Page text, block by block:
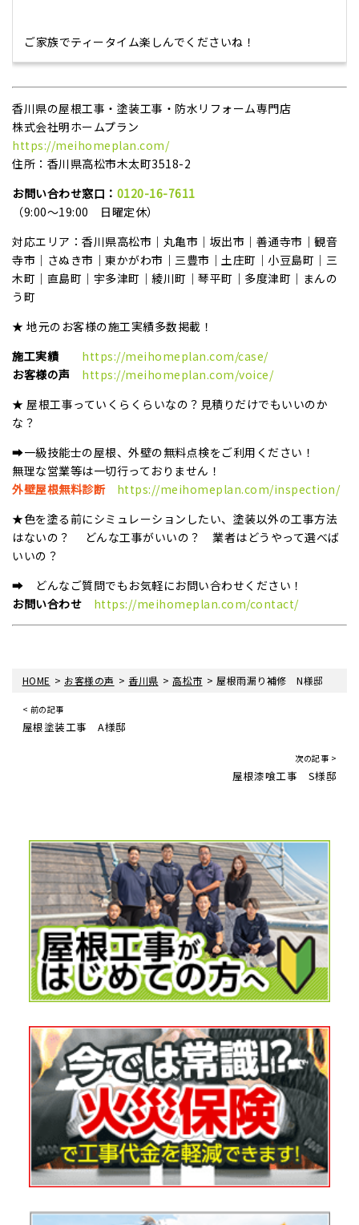
ご家族でティータイム楽しんでくださいね！
香川県の屋根工事・塗装工事・防水リフォーム専門店
株式会社明ホームプラン
https://meihomeplan.com/
住所：香川県高松市木太町3518-2
お問い合わせ窓口： 0120-16-7611
（9:00～19:00 日曜定休）
対応エリア：香川県高松市｜丸亀市｜坂出市｜善通寺市｜観音
寺市｜さぬき市｜東かがわ市｜三豊市｜土庄町｜小豆島町｜三
木町｜直島町｜宇多津町｜綾川町｜琴平町｜多度津町｜まんの
う町
★ 地元のお客様の施工実績多数掲載！
施工実績
https://meihomeplan.com/case/
お客様の声
https://meihomeplan.com/voice/
★ 屋根工事っていくらくらいなの？見積りだけでもいいのか
な？
➡一級技能士の屋根、外壁の無料点検をご利用ください！
無理な営業等は一切行っておりません！
外壁屋根無料診断
https://meihomeplan.com/inspection/
★色を塗る前にシミュレーションしたい、塗装以外の工事方法
はないの？ どんな工事がいいの？ 業者はどうやって選べば
いいの？
➡ どんなご質問でもお気軽にお問い合わせください！
お問い合わせ
https://meihomeplan.com/contact/
HOME > お客様の声 > 香川県 >高松市 > 屋根雨漏り補修 N様邸
< 前の記事
屋根塗装工事 A様邸
次の記事 >
屋根漆喰工事 S様邸